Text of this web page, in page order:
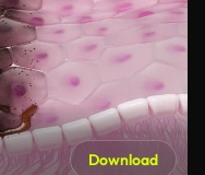
Download